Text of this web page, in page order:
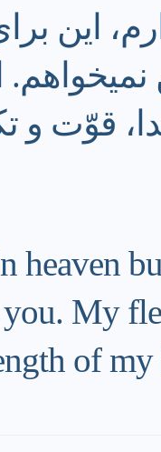
اين
قوّت و
heaven
you. My
of